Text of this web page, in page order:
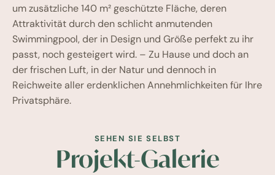
um zusätzliche 140 m² geschützte Fläche, deren
Attraktivität durch den schlicht anmutenden
Swimmingpool, der in Design und Größe perfekt zu ihr
passt, noch gesteigert wird. – Zu Hause und doch an
der frischen Luft, in der Natur und dennoch in
Reichweite aller erdenklichen Annehmlichkeiten für Ihre
Privatsphäre.
SEHEN SIE SELBST
Projekt-Galerie